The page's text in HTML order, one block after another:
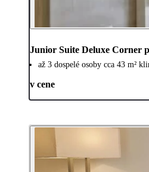
Junior Suite Deluxe Corner
až 3 dospelé osoby cca 43 m²
v cene